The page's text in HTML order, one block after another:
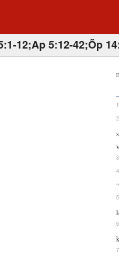
12;Ap 5:12-42;Õp
1
2
3
4
5
6
7